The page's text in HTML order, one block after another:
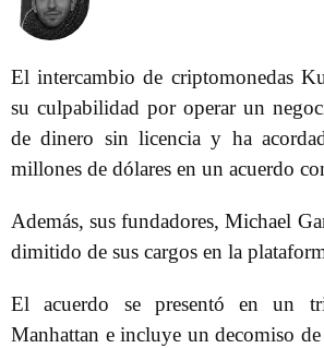
El intercambio de criptomonedas
su culpabilidad por operar un
de dinero sin licencia y ha
millones de dólares en un acuerdo
Además, sus fundadores, Michael
dimitido de sus cargos en la
El acuerdo se presentó en un
Manhattan e incluye un decomiso